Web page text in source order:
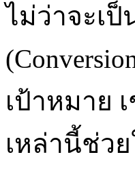
ไม่ว่าจะเ
เป้าหมาย
เหล่านี้ช่ว